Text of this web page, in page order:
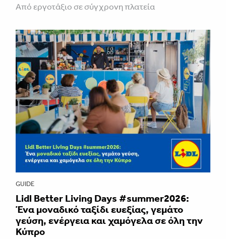
Από εργοτάξιο σε σύγχρονη πλατεία
GUIDE
Lidl Better Living Days #summer2026:
Ένα μοναδικό ταξίδι ευεξίας, γεμάτο
γεύση, ενέργεια και χαμόγελα σε όλη την
Κύπρο